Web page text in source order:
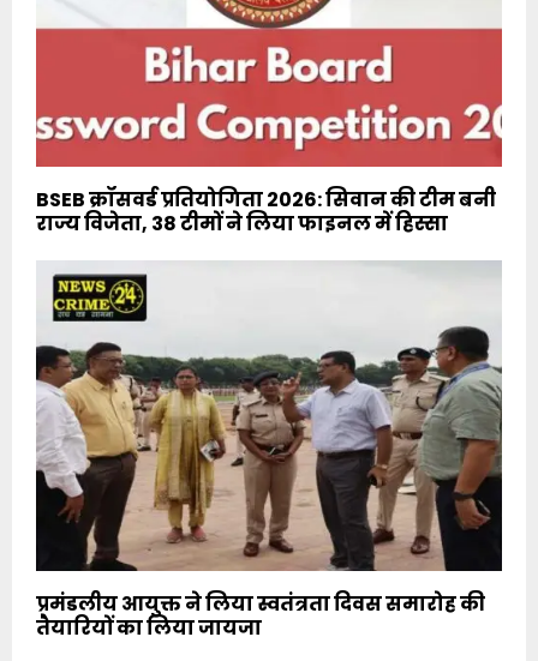
BSEB क्रॉसवर्ड प्रतियोगिता 2026: सिवान की टीम बनी
राज्य विजेता, 38 टीमों ने लिया फाइनल में हिस्सा
प्रमंडलीय आयुक्त ने लिया स्वतंत्रता दिवस समारोह की
तैयारियों का लिया जायजा